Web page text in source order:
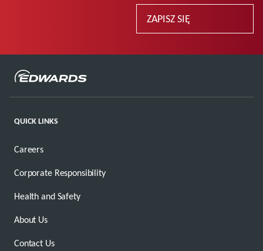
ZAPISZ SIĘ
QUICK LINKS
Careers
Corporate Responsibility
Health and Safety
About Us
Contact Us